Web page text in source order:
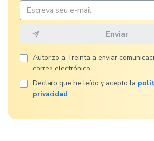
Autorizo ​​a Treinta a enviar
correo electrónico.
Declaro que he leído y acepto la
privacidad.